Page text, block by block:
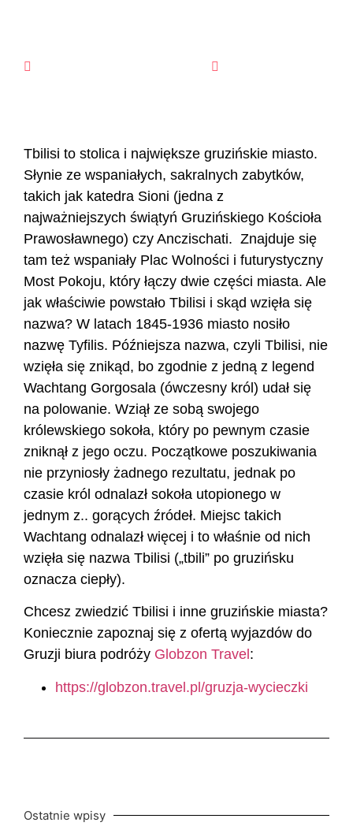
Ostatnie wpisy
Tbilisi to stolica i największe gruzińskie miasto.
Słynie ze wspaniałych, sakralnych zabytków,
takich jak katedra Sioni (jedna z
najważniejszych świątyń Gruzińskiego Kościoła
Prawosławnego) czy Anczischati. Znajduje się
tam też wspaniały Plac Wolności i futurystyczny
Most Pokoju, który łączy dwie części miasta. Ale
jak właściwie powstało Tbilisi i skąd wzięła się
nazwa? W latach 1845-1936 miasto nosiło
nazwę Tyfilis. Późniejsza nazwa, czyli Tbilisi, nie
wzięła się znikąd, bo zgodnie z jedną z legend
Wachtang Gorgosala (ówczesny król) udał się
na polowanie. Wziął ze sobą swojego
królewskiego sokoła, który po pewnym czasie
zniknął z jego oczu. Początkowe poszukiwania
nie przyniosły żadnego rezultatu, jednak po
czasie król odnalazł sokoła utopionego w
jednym z.. gorących źródeł. Miejsc takich
Wachtang odnalazł więcej i to właśnie od nich
wzięła się nazwa Tbilisi („tbili” po gruzińsku
oznacza ciepły).
Chcesz zwiedzić Tbilisi i inne gruzińskie miasta?
Koniecznie zapoznaj się z ofertą wyjazdów do
Gruzji biura podróży Globzon Travel :
https://globzon.travel.pl/gruzja-wycieczki